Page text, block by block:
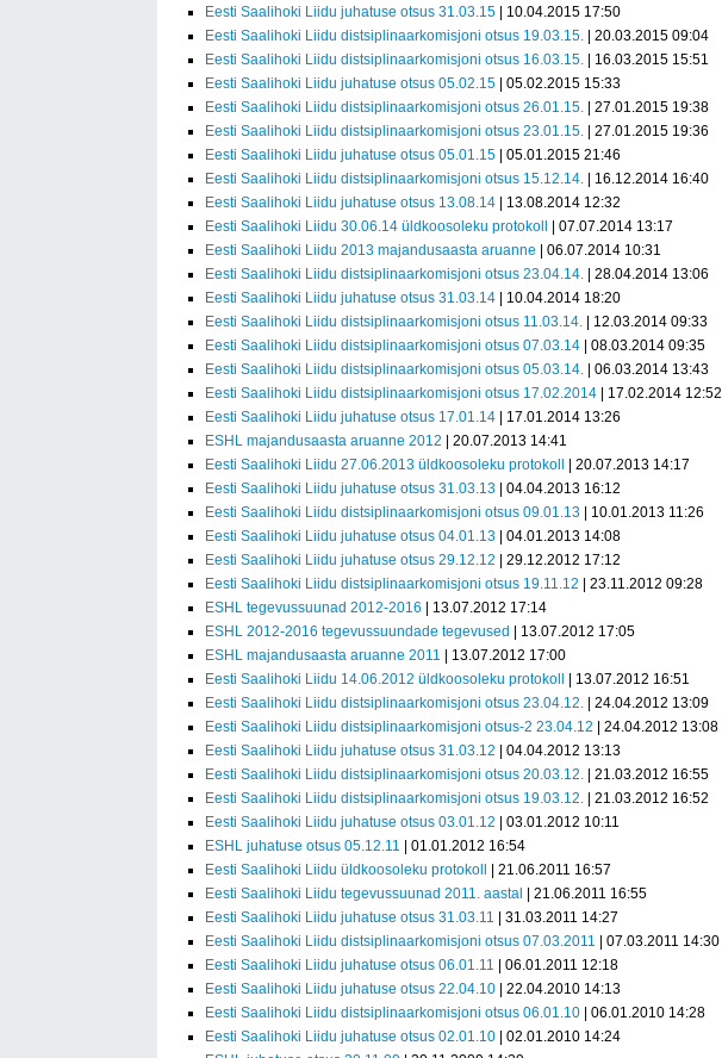
Eesti Saalihoki Liidu juhatuse otsus 31.03.15 | 10.04.2015 17:50
Eesti Saalihoki Liidu distsiplinaarkomisjoni otsus 19.03.15.
| 20.03.2015 09:04
Eesti Saalihoki Liidu distsiplinaarkomisjoni otsus 16.03.15.
| 16.03.2015 15:51
Eesti Saalihoki Liidu juhatuse otsus 05.02.15 | 05.02.2015 15:33
Eesti Saalihoki Liidu distsiplinaarkomisjoni otsus 26.01.15.
| 27.01.2015 19:38
Eesti Saalihoki Liidu distsiplinaarkomisjoni otsus 23.01.15.
| 27.01.2015 19:36
Eesti Saalihoki Liidu juhatuse otsus 05.01.15 | 05.01.2015 21:46
Eesti Saalihoki Liidu distsiplinaarkomisjoni otsus 15.12.14.
| 16.12.2014 16:40
Eesti Saalihoki Liidu juhatuse otsus 13.08.14 | 13.08.2014 12:32
Eesti Saalihoki Liidu 30.06.14 üldkoosoleku protokoll
| 07.07.2014 13:17
Eesti Saalihoki Liidu 2013 majandusaasta aruanne | 06.07.2014 10:31
Eesti Saalihoki Liidu distsiplinaarkomisjoni otsus 23.04.14.
| 28.04.2014 13:06
Eesti Saalihoki Liidu juhatuse otsus 31.03.14 | 10.04.2014 18:20
Eesti Saalihoki Liidu distsiplinaarkomisjoni otsus 11.03.14.
| 12.03.2014 09:33
Eesti Saalihoki Liidu distsiplinaarkomisjoni otsus 07.03.14 | 08.03.2014 09:35
Eesti Saalihoki Liidu distsiplinaarkomisjoni otsus 05.03.14.
| 06.03.2014 13:43
Eesti Saalihoki Liidu distsiplinaarkomisjoni otsus 17.02.2014
| 17.02.2014 12:52
Eesti Saalihoki Liidu juhatuse otsus 17.01.14 | 17.01.2014 13:26
ESHL majandusaasta aruanne 2012 | 20.07.2013 14:41
Eesti Saalihoki Liidu 27.06.2013 üldkoosoleku protokoll
| 20.07.2013 14:17
Eesti Saalihoki Liidu juhatuse otsus 31.03.13 | 04.04.2013 16:12
Eesti Saalihoki Liidu distsiplinaarkomisjoni otsus 09.01.13 | 10.01.2013 11:26
Eesti Saalihoki Liidu juhatuse otsus 04.01.13 | 04.01.2013 14:08
Eesti Saalihoki Liidu juhatuse otsus 29.12.12 | 29.12.2012 17:12
Eesti Saalihoki Liidu distsiplinaarkomisjoni otsus 19.11.12 | 23.11.2012 09:28
ESHL tegevussuunad 2012-2016 | 13.07.2012 17:14
ESHL 2012-2016 tegevussuundade tegevused
| 13.07.2012 17:05
ESHL majandusaasta aruanne 2011 | 13.07.2012 17:00
Eesti Saalihoki Liidu 14.06.2012 üldkoosoleku protokoll
| 13.07.2012 16:51
Eesti Saalihoki Liidu distsiplinaarkomisjoni otsus 23.04.12.
| 24.04.2012 13:09
Eesti Saalihoki Liidu distsiplinaarkomisjoni otsus-2 23.04.12 | 24.04.2012 13:08
Eesti Saalihoki Liidu juhatuse otsus 31.03.12 | 04.04.2012 13:13
Eesti Saalihoki Liidu distsiplinaarkomisjoni otsus 20.03.12.
| 21.03.2012 16:55
Eesti Saalihoki Liidu distsiplinaarkomisjoni otsus 19.03.12.
| 21.03.2012 16:52
Eesti Saalihoki Liidu juhatuse otsus 03.01.12 | 03.01.2012 10:11
ESHL juhatuse otsus 05.12.11 | 01.01.2012 16:54
Eesti Saalihoki Liidu üldkoosoleku protokoll
| 21.06.2011 16:57
Eesti Saalihoki Liidu tegevussuunad 2011. aastal
| 21.06.2011 16:55
Eesti Saalihoki Liidu juhatuse otsus 31.03.11 | 31.03.2011 14:27
Eesti Saalihoki Liidu distsiplinaarkomisjoni otsus 07.03.2011 | 07.03.2011 14:30
Eesti Saalihoki Liidu juhatuse otsus 06.01.11 | 06.01.2011 12:18
Eesti Saalihoki Liidu juhatuse otsus 22.04.10 | 22.04.2010 14:13
Eesti Saalihoki Liidu distsiplinaarkomisjoni otsus 06.01.10 | 06.01.2010 14:28
Eesti Saalihoki Liidu juhatuse otsus 02.01.10 | 02.01.2010 14:24